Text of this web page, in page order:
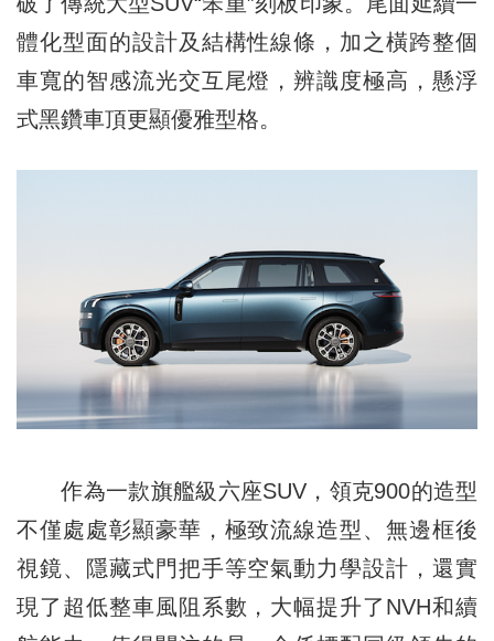
體化型面的設計及結構性線條，加之橫跨整個
車寬的智感流光交互尾燈，辨識度極高，懸浮
式黑鑽車頂更顯優雅型格。
作為一款旗艦級六座SUV，領克900的造型
不僅處處彰顯豪華，極致流線造型、無邊框後
視鏡、隱藏式門把手等空氣動力學設計，還實
現了超低整車風阻系數，大幅提升了NVH和續